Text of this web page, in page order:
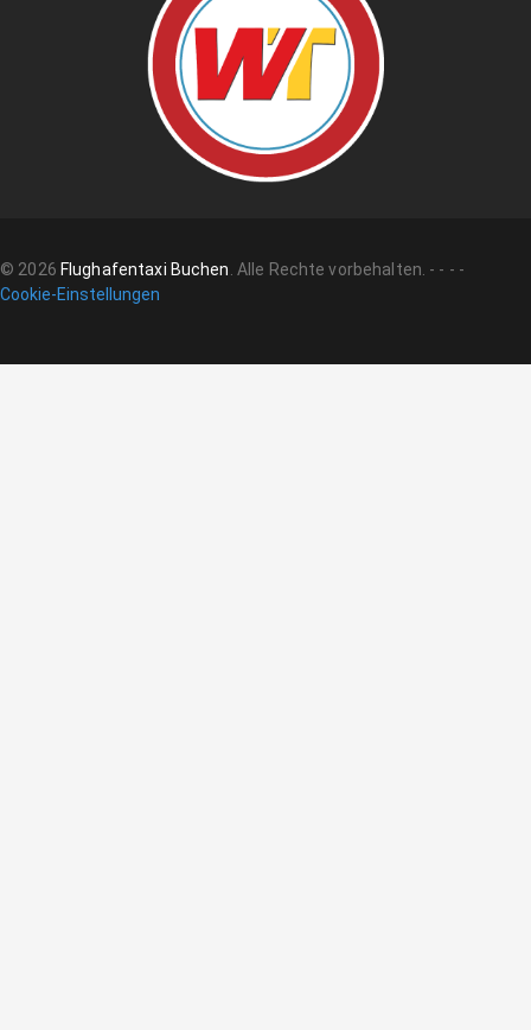
© 2026 Flughafentaxi Buchen. Alle Rechte vorbehalten. - - - -
Cookie-Einstellungen